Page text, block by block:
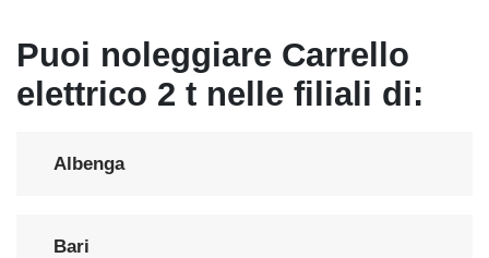
Puoi noleggiare Carrello
elettrico 2 t nelle filiali di:
Albenga
Bari